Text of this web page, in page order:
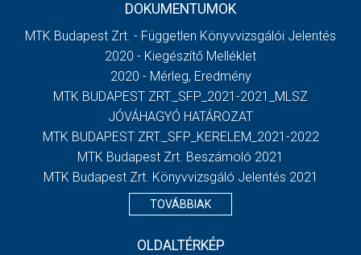
DOKUMENTUMOK
MTK Budapest Zrt. - Független Könyvvizsgálói Jelentés
2020 - Kiegészítő Melléklet
2020 - Mérleg, Eredmény
MTK BUDAPEST ZRT._SFP_2021-2021_MLSZ
JÓVÁHAGYÓ HATÁROZAT
MTK BUDAPEST ZRT._SFP_KERELEM_2021-2022
MTK Budapest Zrt. Beszámoló 2021
MTK Budapest Zrt. Könyvvizsgáló Jelentés 2021
TOVÁBBIAK
OLDALTÉRKÉP